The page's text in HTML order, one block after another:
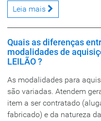
Leia mais
Quais as diferenças
modalidades de
LEILÃO ?
As modalidades para
são variadas. Atendem
item a ser contratado
fabricado) e da natureza